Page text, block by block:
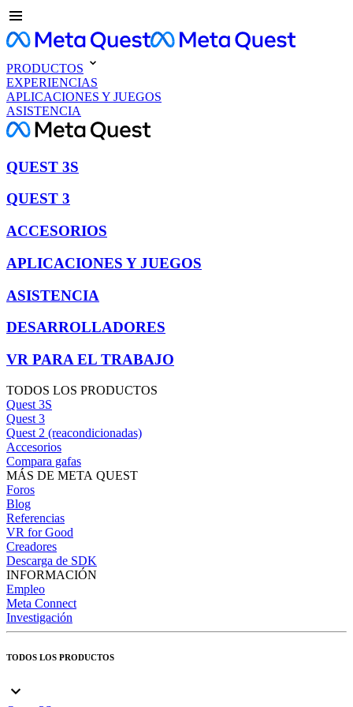
PRODUCTOS
EXPERIENCIAS
APLICACIONES Y JUEGOS
ASISTENCIA
QUEST 3S
QUEST 3
ACCESORIOS
APLICACIONES Y JUEGOS
ASISTENCIA
DESARROLLADORES
VR PARA EL TRABAJO
TODOS LOS PRODUCTOS
Quest 3S
Quest 3
Quest 2 (reacondicionadas)
Accesorios
Compara gafas
MÁS DE META QUEST
Foros
Blog
Referencias
VR for Good
Creadores
Descarga de SDK
INFORMACIÓN
Empleo
Meta Connect
Investigación
TODOS LOS PRODUCTOS